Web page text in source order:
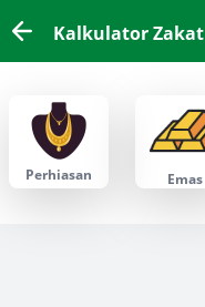
Kalkulator Zakat
Perhiasan Emas